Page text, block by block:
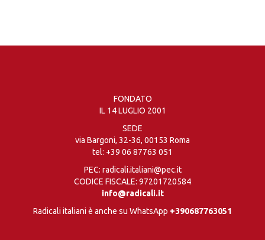
FONDATO
IL 14 LUGLIO 2001
SEDE
via Bargoni, 32-36, 00153 Roma
tel: +39 06 87763 051
PEC: radicali.italiani@pec.it
CODICE FISCALE: 97201720584
info@radicali.it
Radicali italiani è anche su WhatsApp +390687763051